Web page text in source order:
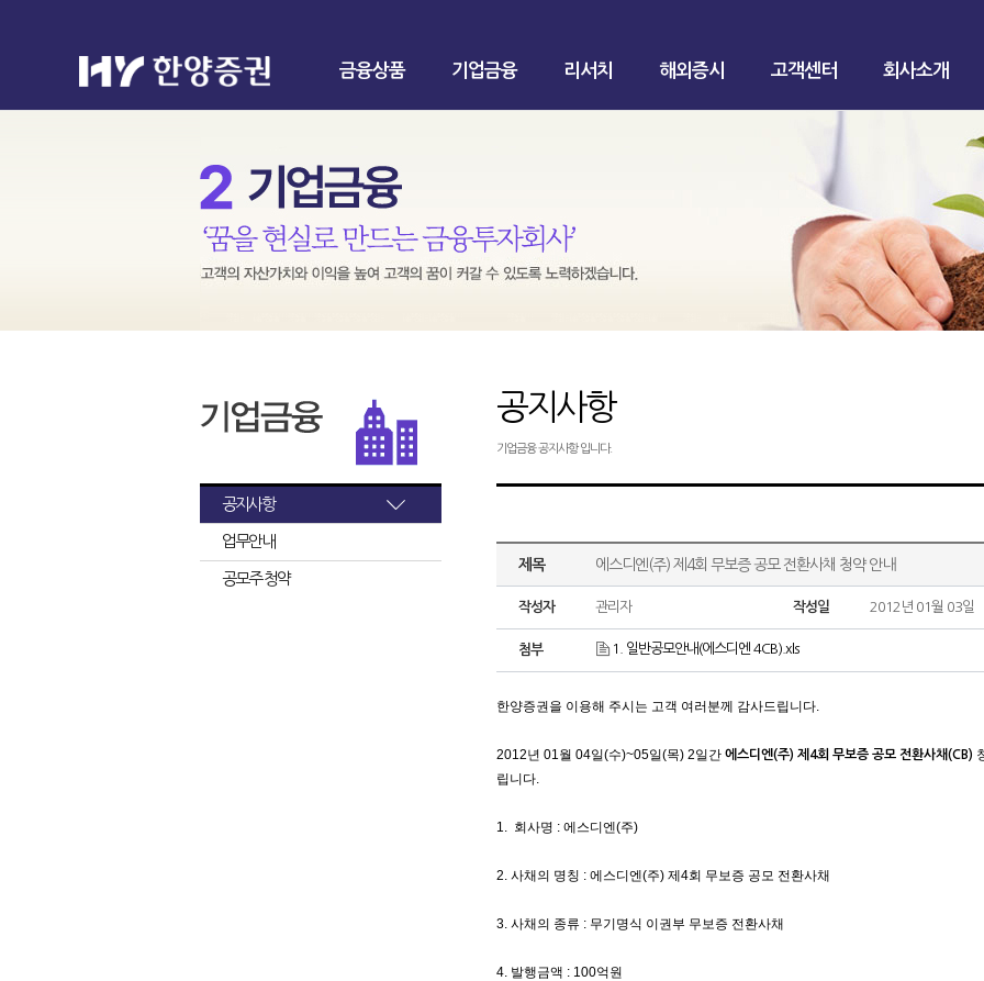
금융상품 기업금융 리서치 해외증시 고객센터 회사소개
공지사항
업무안내
공모주 청약
공지사항
기업금융 공지사항 입니다.
제목 에스디엔(주) 제4회 무보증 공모 전환사채 청약 안내
작성자 관리자 작성일 2012년 01월 03일
첨부 1. 일반공모안내(에스디엔 4CB).xls
한양증권을 이용해 주시는 고객 여러분께 감사드립니다.
2012년 01월 04일(수)~05일(목) 2일간 에스디엔(주) 제4회 무보증 공모 전환사채(CB)
립니다.
1. 회사명 : 에스디엔(주)
2. 사채의 명칭 : 에스디엔(주) 제4회 무보증 공모 전환사채
3. 사채의 종류 : 무기명식 이권부 무보증 전환사채
4. 발행금액 : 100억원